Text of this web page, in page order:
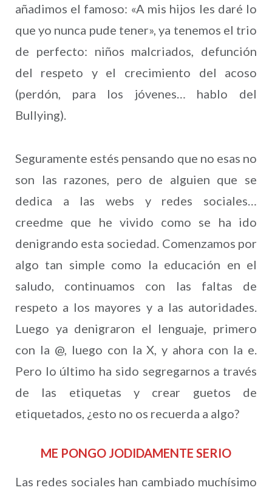
añadimos el famoso: «A mis hijos les daré lo
que yo nunca pude tener», ya tenemos el trio
de perfecto: niños malcriados, defunción
del respeto y el crecimiento del acoso
(perdón, para los jóvenes… hablo del
Bullying).
Seguramente estés pensando que no esas no
son las razones, pero de alguien que se
dedica a las webs y redes sociales…
creedme que he vivido como se ha ido
denigrando esta sociedad. Comenzamos por
algo tan simple como la educación en el
saludo, continuamos con las faltas de
respeto a los mayores y a las autoridades.
Luego ya denigraron el lenguaje, primero
con la @, luego con la X, y ahora con la e.
Pero lo último ha sido segregarnos a través
de las etiquetas y crear guetos de
etiquetados, ¿esto no os recuerda a algo?
ME PONGO JODIDAMENTE SERIO
Las redes sociales han cambiado muchísimo